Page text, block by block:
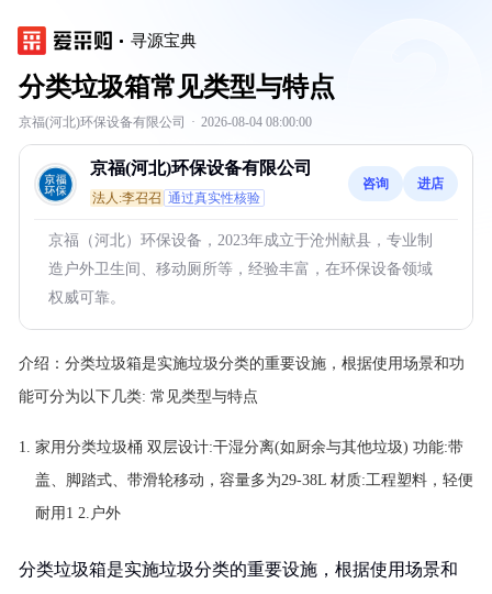
寻源宝典
分类垃圾箱常见类型与特点
京福(河北)环保设备有限公司 · 2026-08-04 08:00:00
京福(河北)环保设备有限公司
法人:李召召 通过真实性核验
咨询 进店
京福（河北）环保设备，2023年成立于沧州献县，专业制
造户外卫生间、移动厕所等，经验丰富，在环保设备领域
权威可靠。
介绍： 分类垃圾箱是实施垃圾分类的重要设施，根据使用场景和功
能可分为以下几类: 常见类型与特点
家用分类垃圾桶 双层设计:干湿分离(如厨余与其他垃圾) 功能:带
盖、脚踏式、带滑轮移动，容量多为29-38L 材质:工程塑料，轻便
耐用1 2.户外
分类垃圾箱是实施垃圾分类的重要设施，根据使用场景和